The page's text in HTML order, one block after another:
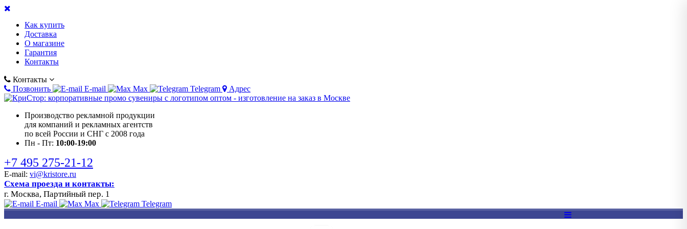
Как купить
Доставка
О магазине
Гарантия
Контакты
Контакты
Позвонить
E-mail Max Telegram Адрес
Производство рекламной продукции
для компаний и рекламных агентств
по всей России и СНГ с 2008 года
Пн - Пт: 10:00-19:00
+7 495 275-21-12
E-mail: vi@kristore.ru
Схема проезда и контакты:
г. Москва, Партийный пер. 1
E-mail Max Telegram